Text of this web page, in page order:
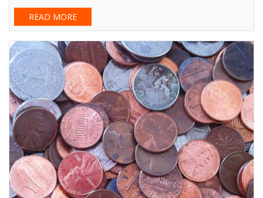
READ MORE